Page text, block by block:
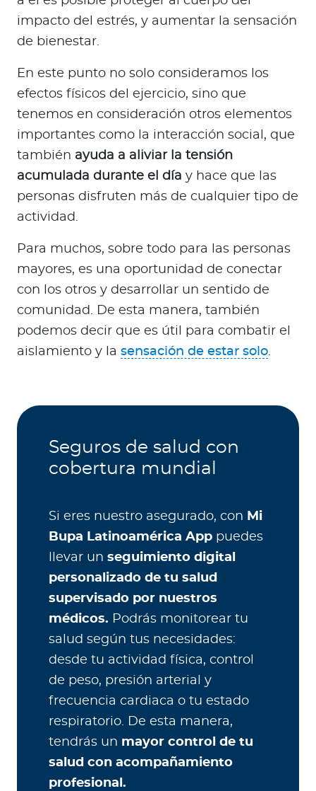
impacto del estrés, y aumentar la sensación
de bienestar.
En este punto no solo consideramos los
efectos físicos del ejercicio, sino que
tenemos en consideración otros elementos
importantes como la interacción social, que
también ayuda a aliviar la tensión
acumulada durante el día y hace que las
personas disfruten más de cualquier tipo de
actividad.
Para muchos, sobre todo para las personas
mayores, es una oportunidad de conectar
con los otros y desarrollar un sentido de
comunidad. De esta manera, también
podemos decir que es útil para combatir el
aislamiento y la sensación de estar solo.
Seguros de salud con
cobertura mundial
Si eres nuestro asegurado, con Mi
Bupa Latinoamérica App puedes
llevar un seguimiento digital
personalizado de tu salud
supervisado por nuestros
médicos. Podrás monitorear tu
salud según tus necesidades:
desde tu actividad física, control
de peso, presión arterial y
frecuencia cardiaca o tu estado
respiratorio. De esta manera,
tendrás un mayor control de tu
salud con acompañamiento
profesional.